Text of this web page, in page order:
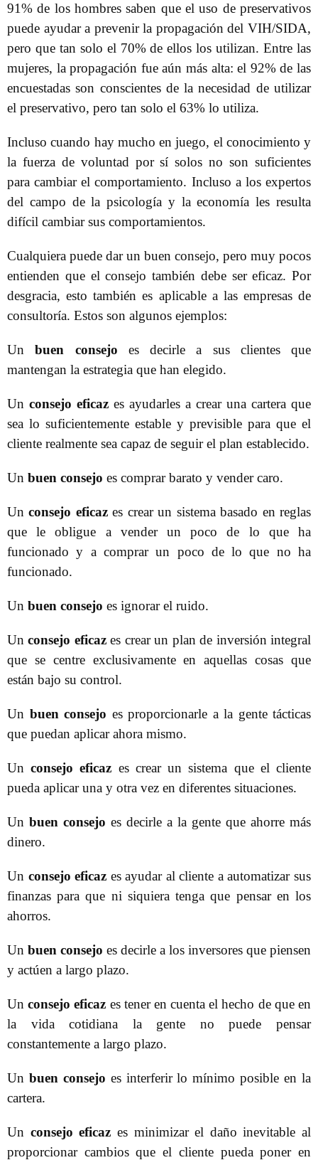
91% de los hombres saben que el uso de preservativos
puede ayudar a prevenir la propagación del VIH/SIDA,
pero que tan solo el 70% de ellos los utilizan. Entre las
mujeres, la propagación fue aún más alta: el 92% de las
encuestadas son conscientes de la necesidad de utilizar
el preservativo, pero tan solo el 63% lo utiliza.
Incluso cuando hay mucho en juego, el conocimiento y
la fuerza de voluntad por sí solos no son suficientes
para cambiar el comportamiento. Incluso a los expertos
del campo de la psicología y la economía les resulta
difícil cambiar sus comportamientos.
Cualquiera puede dar un buen consejo, pero muy pocos
entienden que el consejo también debe ser eficaz. Por
desgracia, esto también es aplicable a las empresas de
consultoría. Estos son algunos ejemplos:
Unbuen consejo es decirle a sus clientes que
mantengan la estrategia que han elegido.
Un consejo eficaz es ayudarles a crear una cartera que
sea lo suficientemente estable y previsible para que el
cliente realmente sea capaz de seguir el plan establecido.
Un buen consejo es comprar barato y vender caro.
Unconsejo eficazes crear un sistema basado en reglas
que le obligue a vender un poco de lo que ha
funcionado y a comprar un poco de lo que no ha
funcionado.
Un buen consejo es ignorar el ruido.
Unconsejo eficazes crear un plan de inversión integral
que se centre exclusivamente en aquellas cosas que
están bajo su control.
Un buen consejo es proporcionarle a la gente tácticas
que puedan aplicar ahora mismo.
Unconsejo eficaz es crear un sistema que el cliente
pueda aplicar una y otra vez en diferentes situaciones.
Un buen consejo es decirle a la gente que ahorre más
dinero.
Un consejo eficaz es ayudar al cliente a automatizar sus
finanzas para que ni siquiera tenga que pensar en los
ahorros.
Un buen consejo es decirle a los inversores que piensen
y actúen a largo plazo.
Unconsejo eficaz es tener en cuenta el hecho de que en
la vida cotidiana la gente no puede pensar
constantemente a largo plazo.
Un buen consejo es interferir lo mínimo posible en la
cartera.
Un consejo eficaz es minimizar el daño inevitable al
proporcionar cambios que el cliente pueda poner en